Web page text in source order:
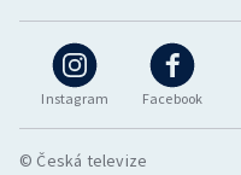
Instagram Facebook
© Česká televize